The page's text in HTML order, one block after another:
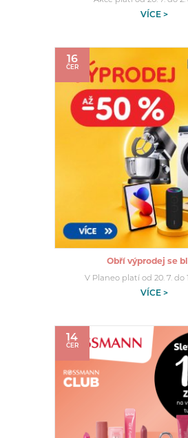
VÍCE >
16
ČER
Obří výprodej se
V Planeo platí od 20. 7. do
VÍCE >
14
ČER